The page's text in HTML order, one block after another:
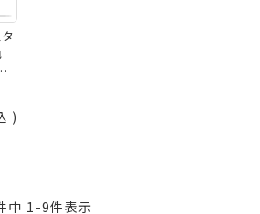
中 1 -9件表示